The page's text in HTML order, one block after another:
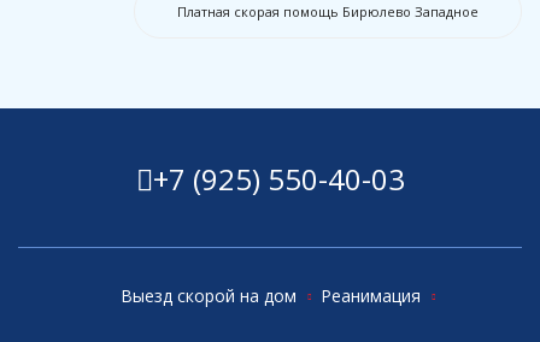
Платная скорая помощь Бирюлево Западное
+7 (925) 550-40-03
Выезд скорой на дом Реанимация